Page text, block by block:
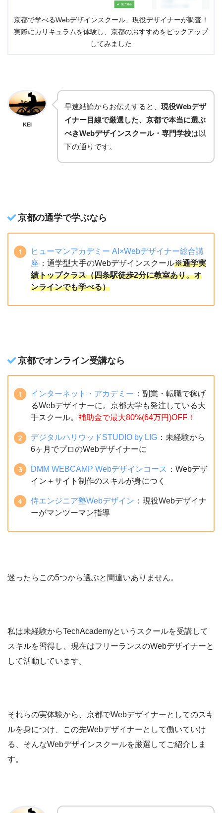
京都で学べるWebデザインスクール、現役デザイナーが調査！
実際にカリキュラムを体験し、京都のおすすめをピックアップ
してみました
KEI
早速結論からお伝えすると、 現役Webデザ
イナー目線で厳選した、京都で本当に選ぶ
べきWebデザインスクール・専門学校は以
下の通りです。
京都の通学で学ぶなら
ヒューマンアカデミー AI×Webデザイナー総合講
座 ：通学型大手のWebデザインスクール※通学実
績トップクラス（四条駅徒歩2分に教室あり。オ
ンラインでも学べる）
京都でオンライン受講なら
インターネット・アカデミー ：副業・転職で稼げ
るWebデザイナーに。京都大学も発注している大
手スクール。補助金で最大80%(64万円)OFF！
デジタルハリウッドSTUDIO by LIG ：未経験から
6ヶ月でプロのWebデザイナーに
DMM WEBCAMP Webデザインコース
：Webデザ
イン＋サイト制作のスキルが身につく
侍エンジニア塾Webデザイン ：現役Webデザイナ
ーがマンツーマン指導
迷ったらこの5つから選ぶと間違いありません。
私は未経験からTechAcademyというスクールを受講して
スキルを習得し、現在はフリーランスのWebデザイナーと
して活動しています。
それらの実体験から、京都でWebデザイナーとしてのスキ
ルを身につけ、この先Webデザイナーとして働いていけ
る、そんなWebデザインスクールを厳選してご紹介しま
す。